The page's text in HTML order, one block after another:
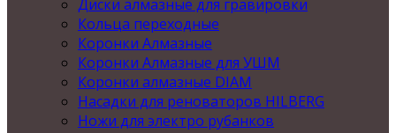
Диски алмазные для гравировки
Кольца переходные
Коронки Алмазные
Коронки Алмазные для УШМ
Коронки алмазные DIAM
Насадки для реноваторов HILBERG
Ножи для электро рубанков